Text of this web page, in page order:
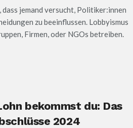
dass jemand versucht, Politiker:innen
zu beeinflussen. Lobbyismus
Firmen, oder NGOs betreiben.
bekommst du: Das
2024